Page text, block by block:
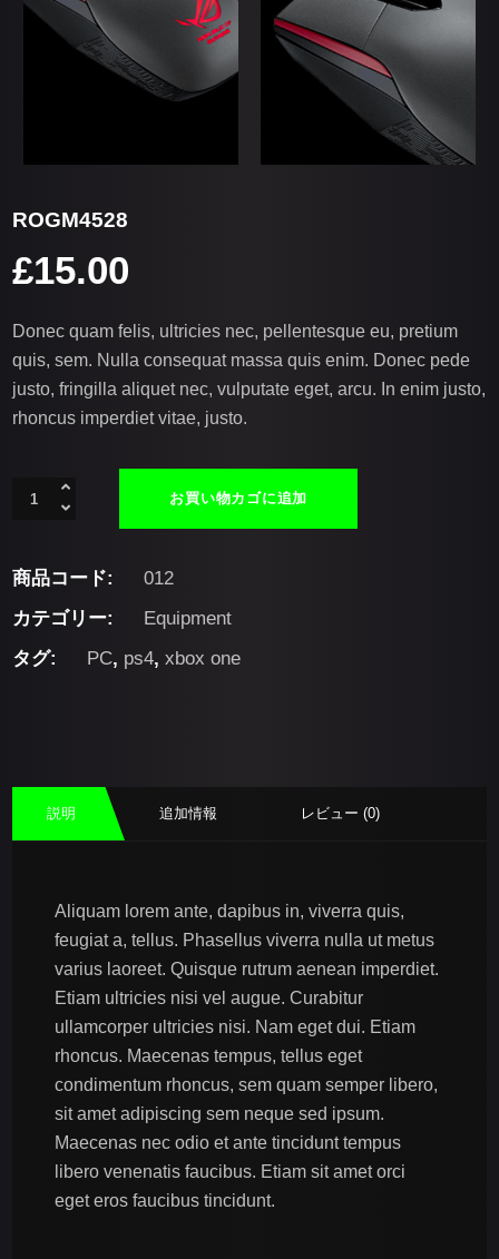
ROGM4528
£15.00
Donec quam felis, ultricies nec, pellentesque eu, pretium
quis, sem. Nulla consequat massa quis enim. Donec pede
justo, fringilla aliquet nec, vulputate eget, arcu. In enim justo,
rhoncus imperdiet vitae, justo.
ROGM4528
お買い物カゴに追加
商品コード:
012
カテゴリー:
Equipment
タグ:
PC, ps4,xbox one
説明 追加情報 レビュー (0)
Aliquam lorem ante, dapibus in, viverra quis,
feugiat a, tellus. Phasellus viverra nulla ut metus
varius laoreet. Quisque rutrum aenean imperdiet.
Etiam ultricies nisi vel augue. Curabitur
ullamcorper ultricies nisi. Nam eget dui. Etiam
rhoncus. Maecenas tempus, tellus eget
condimentum rhoncus, sem quam semper libero,
sit amet adipiscing sem neque sed ipsum.
Maecenas nec odio et ante tincidunt tempus
libero venenatis faucibus. Etiam sit amet orci
eget eros faucibus tincidunt.